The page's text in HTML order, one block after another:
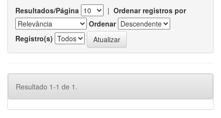
Resultados/Página | Ordenar registros por
Ordenar
Registro(s)
Resultado 1-1 de 1.